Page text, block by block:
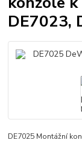
DE7023,
DE7025 Montážní